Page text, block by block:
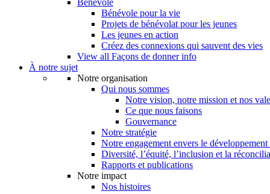
Bénévole
Bénévole pour la vie
Projets de bénévolat pour les jeunes
Les jeunes en action
Créez des connexions qui sauvent des vies
View all Façons de donner info
À notre sujet
Notre organisation
Qui nous sommes
Notre vision, notre mission et nos
Ce que nous faisons
Gouvernance
Notre stratégie
Notre engagement envers le
Diversité, l’équité, l’inclusion et la
Rapports et publications
Notre impact
Nos histoires